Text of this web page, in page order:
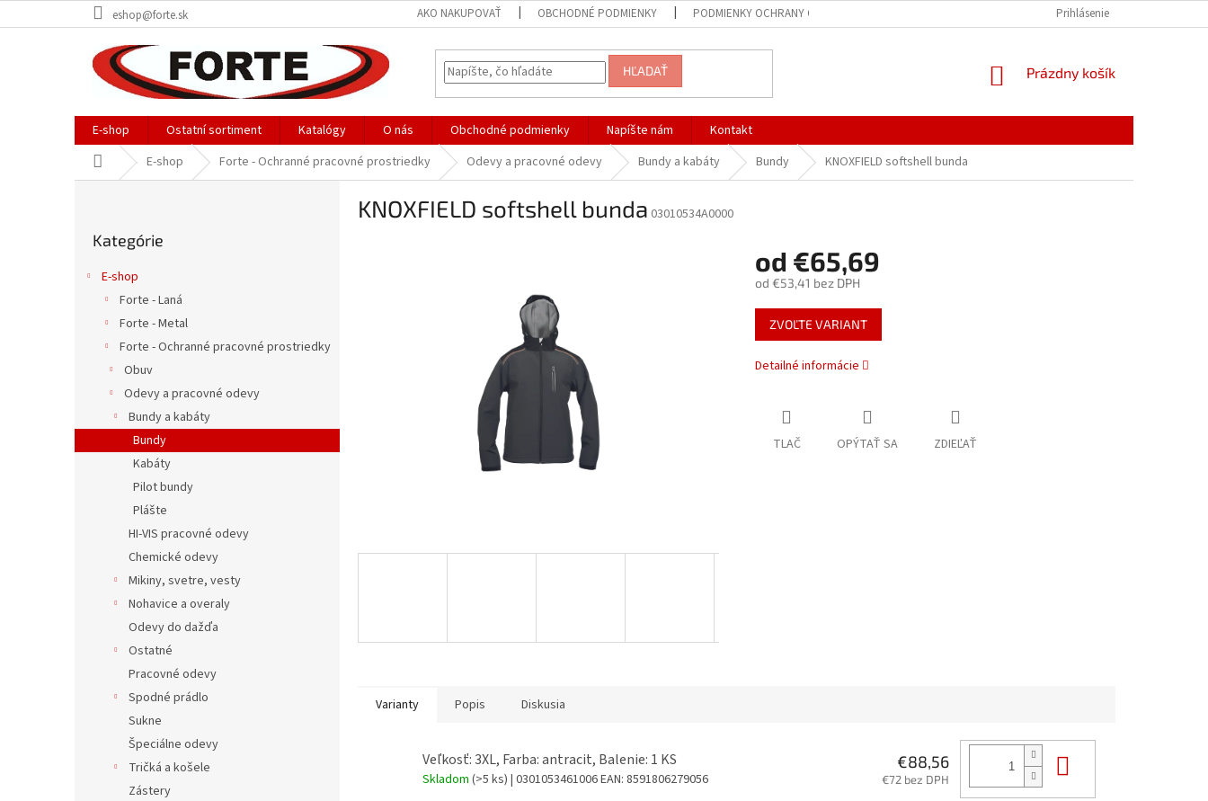
na
eshop@forte.sk AKO NAKUPOVAŤ OBCHODNÉ PODMIENKY PODMIENKY OCHRANY OSOBNÝCH ÚDAJOV Prihlásenie
HĽADAŤ
NÁKUPNÝ
Prázdny košík
E-shop Ostatní sortiment Katalógy O nás Obchodné podmienky Napíšte nám
Kontakt
DomovE-shop Forte - Ochranné pracovné prostriedky Odevy a pracovné odevy Bundy a kabáty Bundy KNOXFIELD softshell bunda
kategórie
Kategórie
E-shop
Forte - Laná
Forte - Metal
Forte - Ochranné pracovné prostriedky
Obuv
Odevy a pracovné odevy
Bundy a kabáty
Bundy
Kabáty
Pilot bundy
Plášte
HI-VIS pracovné odevy
Chemické odevy
Mikiny, svetre, vesty
Nohavice a overaly
Odevy do dažďa
Ostatné
Pracovné odevy
Spodné prádlo
Sukne
Špeciálne odevy
Tričká a košele
Zástery
KNOXFIELD softshell bunda 03010534A0000
od €65,69
od €53,41 bez DPH
Jednotková
cena:
ZVOĽTE VARIANT
Detailné informácie
TLAČ OPÝTAŤ SA ZDIEĽAŤ
Varianty Popis Diskusia
Veľkosť: 3XL, Farba: antracit, Balenie: 1 KS
Skladom (>5 ks) | 0301053461006EAN: 8591806279056
€88,56
€72 bez DPH